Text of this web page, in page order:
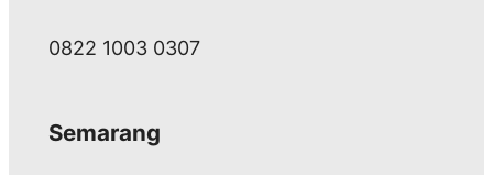
0822 1003 0307
Semarang